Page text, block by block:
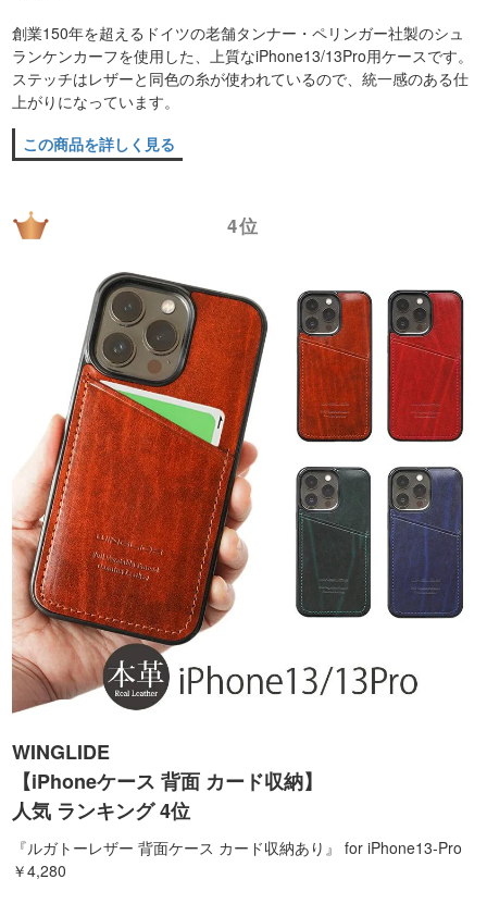
創業150年を超えるドイツの老舗タンナー・ペリンガー社製のシュ
ランケンカーフを使用した、上質なiPhone13/13Pro用ケースです。
ステッチはレザーと同色の糸が使われているので、統一感のある仕
上がりになっています。
この商品を詳しく見る
4位
WINGLIDE
【iPhoneケース 背面 カード収納】
人気 ランキング 4位
『ルガトーレザー 背面ケース カード収納あり』 for iPhone13-Pro
￥4,280